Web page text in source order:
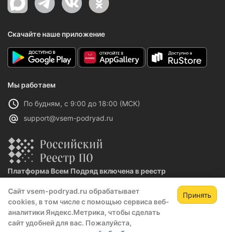
Сайт vsem-podryad.ru обрабатывает
cookies, в том числе с помощью сервиса веб-
аналитики Яндекс.Метрика, чтобы сделать
сайт удобней для вас. Пожалуйста,
Принять
Скачайте наше приложение
Мы работаем
По будням, с 9:00 до 18:00 (МСК)
support@vsem-podryad.ru
Платформа Всем Подряд включена в реестр
Реестровая запись №32021 от 06.02.2026
Политика конфиденциальности